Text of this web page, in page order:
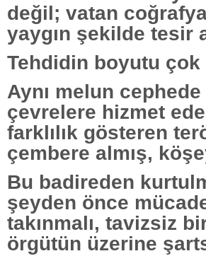
değil; vatan
yaygın şekilde tesir
Tehdidin boyutu
Aynı melun
çevrelere hizmet
farklılık gösteren
çembere almış,
Bu badireden
şeyden önce
takınmalı, tavizsiz
örgütün üzerine